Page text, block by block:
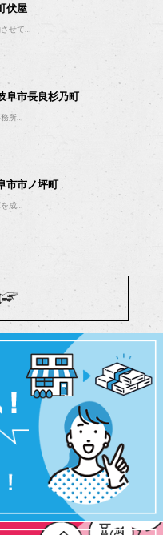
伏屋
せて…
市長良杉乃町
所…
市ノ坪町
成…